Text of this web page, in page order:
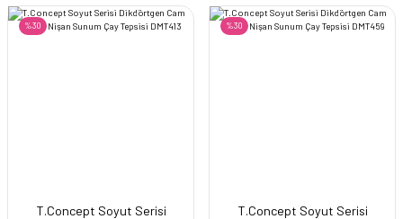
%30
T.Concept Soyut Serisi
%30
T.Concept Soyut Serisi